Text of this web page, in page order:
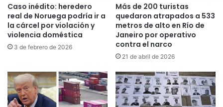
Caso inédito: heredero
real de Noruega podría ir a
la cárcel por violación y
violencia doméstica
3 de febrero de 2026
Más de 200 turistas
quedaron atrapados a 533
metros de alto en Río de
Janeiro por operativo
contra el narco
21 de abril de 2026